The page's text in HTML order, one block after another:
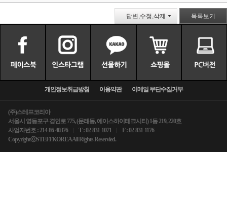
답변,수정,삭제 목록보기
개인정보취급방침 이용약관 이메일 무단수집거부
(주)스테프코리아
서울시 영등포구 경인로 775, (문래동, 에이스하이테크시티) 1동 219, 220호
사업자번호 : 214-86-40376
T : 02-831-1071
F : 02-831-1176
CopyrightⓒSTEFFKOREA All Rights Reservied.